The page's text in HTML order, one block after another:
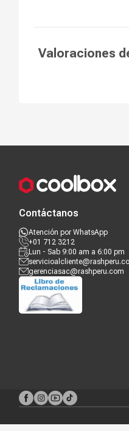
Valoraciones
Contáctanos
Atención por WhatsApp
+01 712 3212
Lun - Sab 9:00 am a 6:00 pm
gerenciasac@rashperu.com